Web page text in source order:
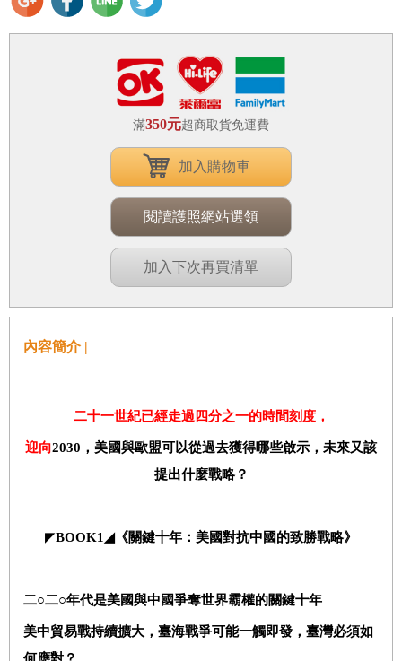
滿350元超商取貨免運費
加入購物車
閱讀護照網站選領
加入下次再買清單
內容簡介 |
二十一世紀已經走過四分之一的時間刻度，
迎向2030 ，美國與歐盟可以從過去獲得哪些啟示，未來又該
提出什麼戰略？
◤BOOK1 ◢ 《關鍵十年：美國對抗中國的致勝戰略》
二○二○年代是美國與中國爭奪世界霸權的關鍵十年
美中貿易戰持續擴大，臺海戰爭可能一觸即發，臺灣必須如
何應對？